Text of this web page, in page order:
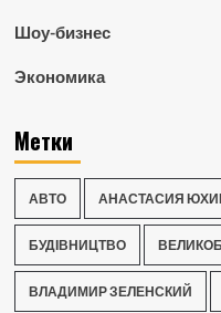
Шоу-бизнес
Экономика
Метки
АВТО АНАСТАСИЯ
БУДІВНИЦТВО
ВЛАДИМИР ЗЕЛЕНСКИЙ